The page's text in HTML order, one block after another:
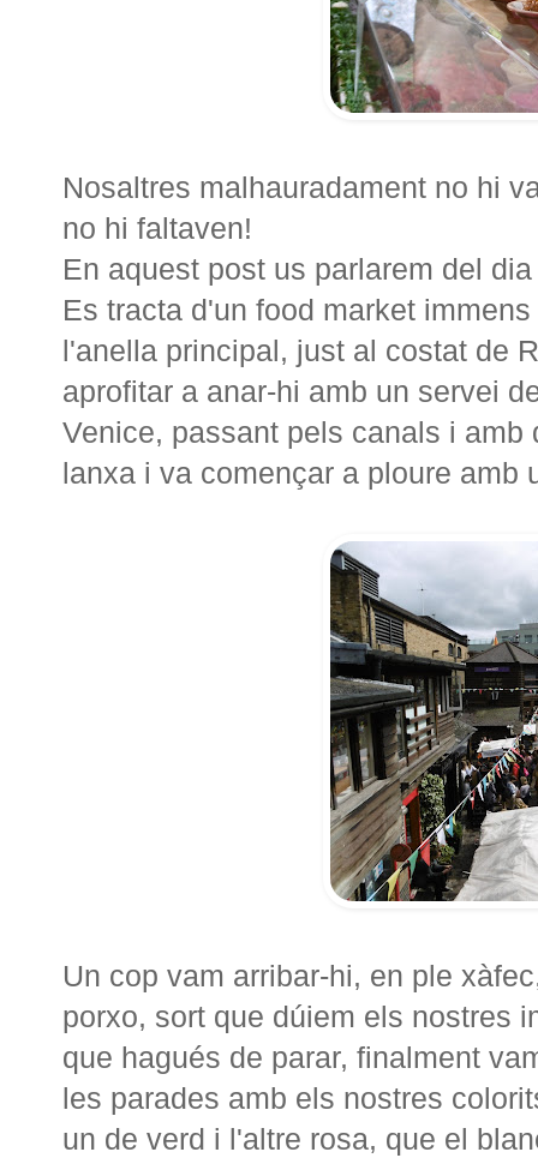
Nosaltres malhauradament no hi
no hi faltaven!
En aquest post us parlarem del
Es tracta d'un food market
l'anella principal, just al costat de
aprofitar a anar-hi amb un servei
Venice, passant pels canals i
lanxa i va començar a ploure amb
Un cop vam arribar-hi, en ple
porxo, sort que dúiem els nostres
que hagués de parar, finalment
les parades amb els nostres
un de verd i l'altre rosa, que el